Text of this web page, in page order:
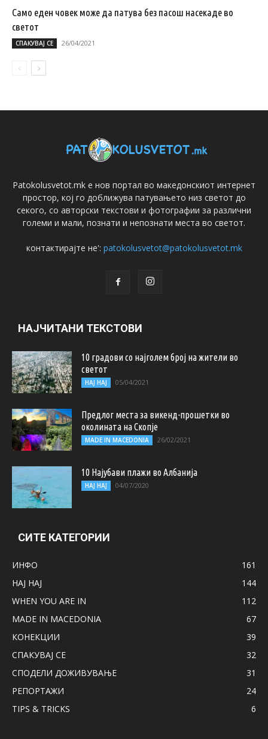
Само еден човек може да патува без пасош насекаде во
светот
СПАКУВАЈ СЕ 26/04/2021
Patokolusvetot.mk е нов портал во македонскиот интернет
простор, кој го доближува патувањето низ светот до
секого, со авторски текстови и фотографии за различни
големи и мали, познати и непознати места во светот.
контактирајте не': patokolusvetot@patokolusvetot.mk
НАЈЧИТАНИ ТЕКСТОВИ
10 градови со најголем број на жители во
светот
НАЈ НАЈ 05/04/2021
Предлог места за викенд-прошетки во
околината на Скопје
MADE IN MACEDONIA 26/02/2021
10 Најубави плажи во Албанија
НАЈ НАЈ 04/07/2020
СИТЕ КАТЕГОРИИ
ИНФО
161
НАЈ НАЈ
144
WHEN YOU ARE IN
112
MADE IN MACEDONIA
67
КОНЕКЦИИ
39
СПАКУВАЈ СЕ
32
СПОДЕЛИ ДОЖИВУВАЊЕ
31
РЕПОРТАЖИ
24
TIPS & TRICKS
6